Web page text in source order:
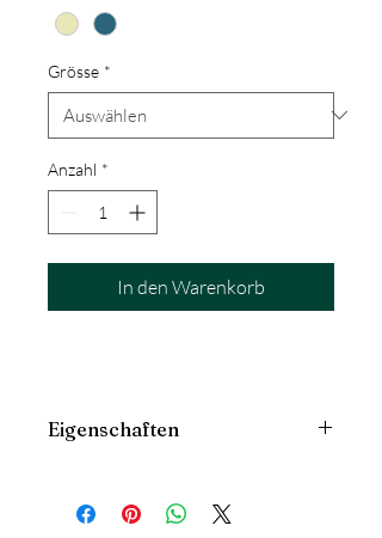
Grösse *
Anzahl *
In den Warenkorb
Eigenschaften